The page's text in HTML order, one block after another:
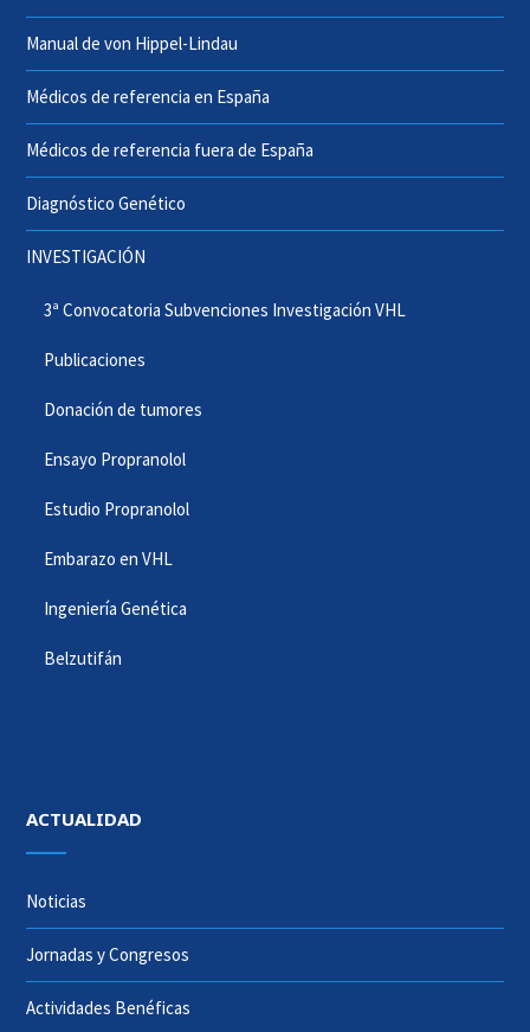
Manual de von Hippel-Lindau
Médicos de referencia en España
Médicos de referencia fuera de España
Diagnóstico Genético
INVESTIGACIÓN
3ª Convocatoria Subvenciones Investigación VHL
Publicaciones
Donación de tumores
Ensayo Propranolol
Estudio Propranolol
Embarazo en VHL
Ingeniería Genética
Belzutifán
ACTUALIDAD
Noticias
Jornadas y Congresos
Actividades Benéficas